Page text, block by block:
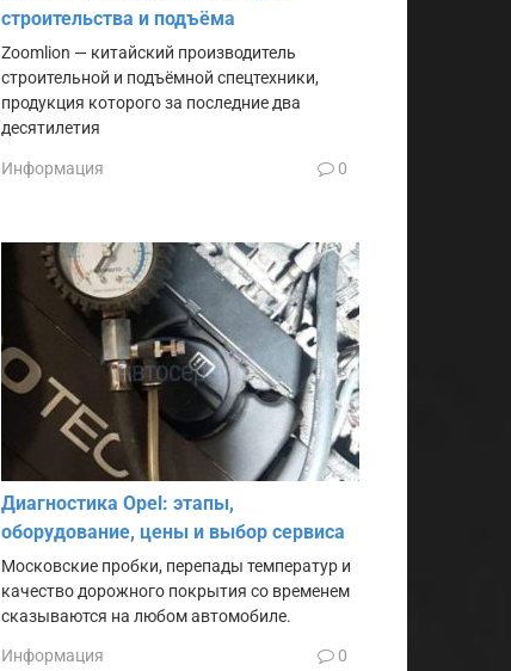
строительства и подъёма
Zoomlion — китайский производитель
строительной и подъёмной спецтехники,
продукция которого за последние два
десятилетия
Информация 0
Диагностика Opel: этапы,
оборудование, цены и выбор сервиса
Московские пробки, перепады температур и
качество дорожного покрытия со временем
сказываются на любом автомобиле.
Информация 0